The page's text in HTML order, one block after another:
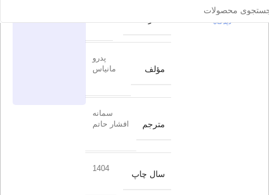
0 بدون
دیدگاه
مؤلف
پدرو
مانیاس
مترجم
سمانه
افشار حاتم
سال چاپ
1404